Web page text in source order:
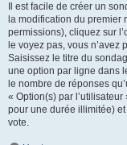
Il est facile de créer un
la modification du premier
permissions), cliquez sur
le voyez pas, vous
Saisissez le titre du
une option par ligne dans
le nombre de réponses
« Option(s) par
pour une durée illimitée)
vote.